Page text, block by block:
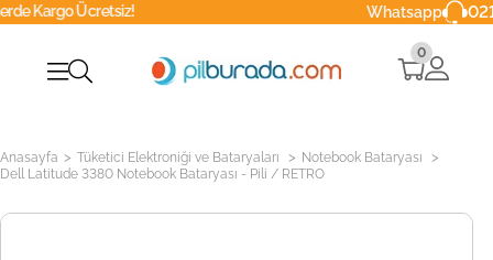
0216 629 90
0
Anasayfa > Tüketici Elektroniği ve Bataryaları > Notebook Bataryası >
Dell Latitude 3380 Notebook Bataryası - Pili / RETRO